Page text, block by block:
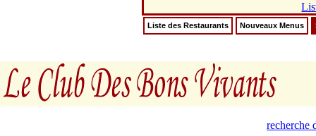
Liste des Restaurants Nouveaux Menus
recherche